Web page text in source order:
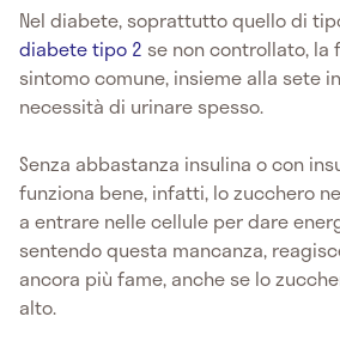
Nel diabete, soprattutto quello di
diabete tipo 2 se non controllato, la
sintomo comune, insieme alla sete
necessità di urinare spesso.
Senza abbastanza insulina o con
funziona bene, infatti, lo zucchero
a entrare nelle cellule per dare
sentendo questa mancanza,
ancora più fame, anche se lo
alto.